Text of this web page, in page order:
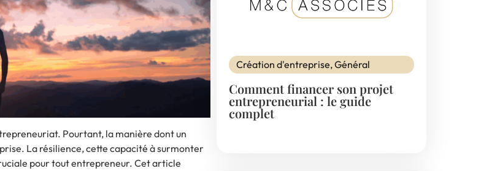
. Pourtant, la manière dont un
La résilience, cette capacité à surmonter
pour tout entrepreneur. Cet article
Création d'entreprise,Général
Comment financer son projet
entrepreneurial : le guide
complet